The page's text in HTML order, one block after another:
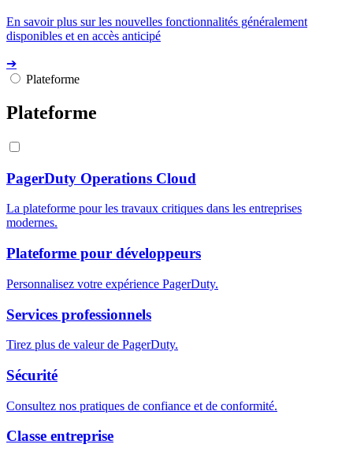
En savoir plus sur les nouvelles fonctionnalités généralement
disponibles et en accès anticipé
➔
Plateforme
Plateforme
PagerDuty Operations Cloud
La plateforme pour les travaux critiques dans les entreprises
modernes.
Plateforme pour développeurs
Personnalisez votre expérience PagerDuty.
Services professionnels
Tirez plus de valeur de PagerDuty.
Sécurité
Consultez nos pratiques de confiance et de conformité.
Classe entreprise